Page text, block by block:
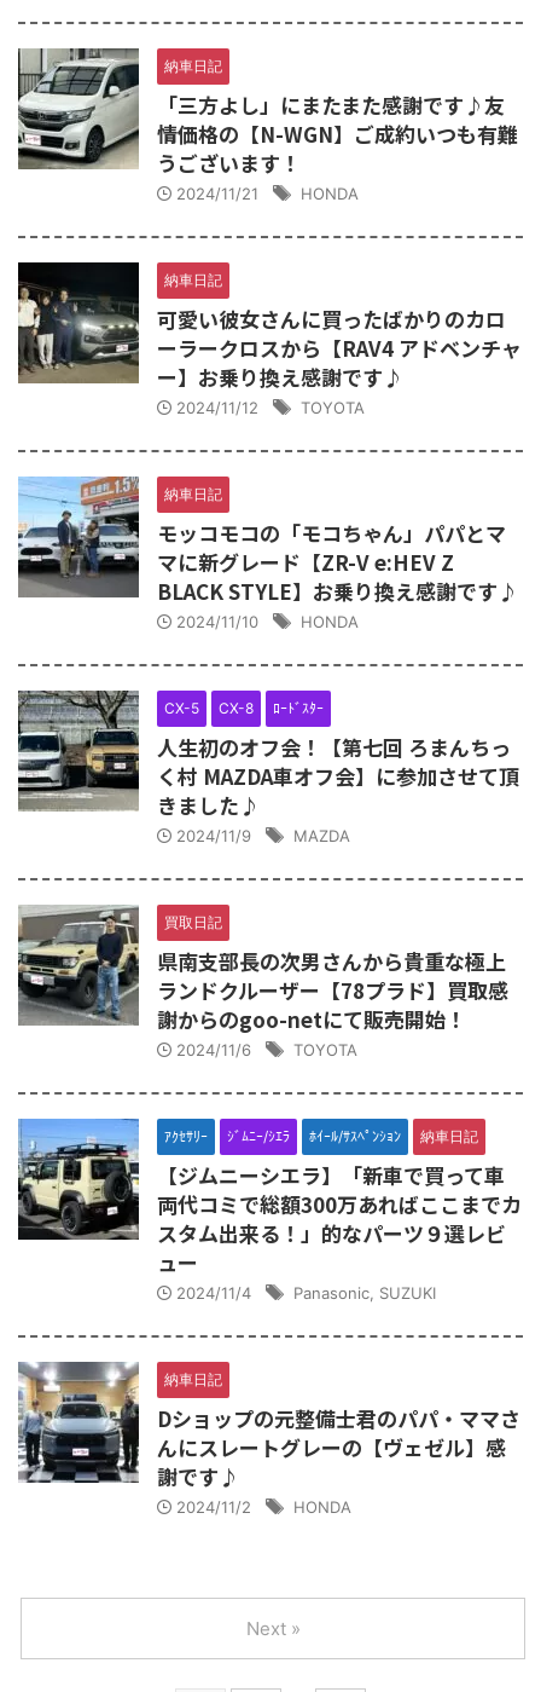
納車日記
「三方よし」にまたまた感謝です♪友
情価格の【N-WGN】ご成約いつも有難
うございます！
2024/11/21 HONDA
納車日記
可愛い彼女さんに買ったばかりのカロ
ーラークロスから【RAV4 アドベンチャ
ー】お乗り換え感謝です♪
2024/11/12 TOYOTA
納車日記
モッコモコの「モコちゃん」パパとマ
マに新グレード【ZR-V e:HEV Z
BLACK STYLE】お乗り換え感謝です♪
2024/11/10 HONDA
CX-5 CX-8 ﾛｰﾄﾞｽﾀｰ
人生初のオフ会！【第七回 ろまんちっ
く村 MAZDA車オフ会】に参加させて頂
きました♪
2024/11/9 MAZDA
買取日記
県南支部長の次男さんから貴重な極上
ランドクルーザー【78プラド】買取感
謝からのgoo-netにて販売開始！
2024/11/6 TOYOTA
ｱｸｾｻﾘｰ ｼﾞﾑﾆｰ/ｼｴﾗ ﾎｲｰﾙ/ｻｽﾍﾟﾝｼｮﾝ 納車日記
【ジムニーシエラ】「新車で買って車
両代コミで総額300万あればここまでカ
スタム出来る！」的なパーツ９選レビ
ュー
2024/11/4 Panasonic SUZUKI
納車日記
Dショップの元整備士君のパパ・ママさ
んにスレートグレーの【ヴェゼル】感
謝です♪
2024/11/2 HONDA
Next »